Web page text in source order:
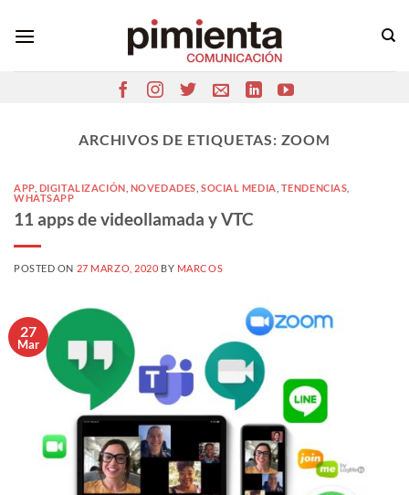
ARCHIVOS DE ETIQUETAS: ZOOM
APP, DIGITALIZACIÓN NOVEDADES SOCIAL MEDIA TENDENCIAS
WHATSAPP
11 apps de videollamada y VTC
POSTED ON 27 MARZO, 2020 BY MARCOS
27
Mar